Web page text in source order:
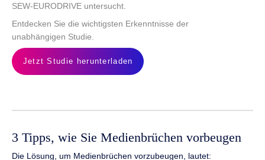
SEW-EURODRIVE untersucht.
Entdecken Sie die wichtigsten Erkenntnisse der
unabhängigen Studie.
Jetzt Studie herunterladen
3 Tipps, wie Sie Medienbrüchen vorbeugen
Die Lösung, um Medienbrüchen vorzubeugen, lautet: